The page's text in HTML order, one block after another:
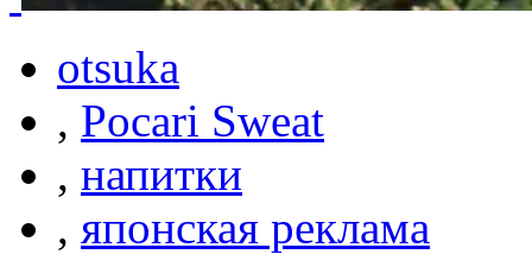
otsuka
, Pocari Sweat
, напитки
, японская реклама